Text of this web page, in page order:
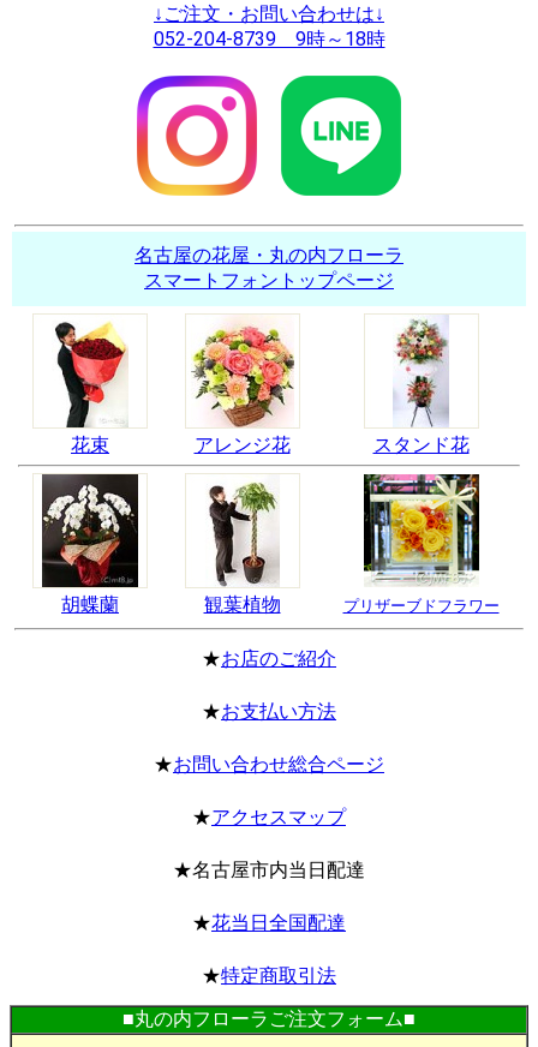
↓ご注文・お問い合わせは↓
052-204-8739 9時～18時
名古屋の花屋・丸の内フローラ
スマートフォントップページ
花束 アレンジ花 スタンド花
胡蝶蘭 観葉植物 プリザーブドフラワー
★お店のご紹介
★お支払い方法
★お問い合わせ総合ページ
★アクセスマップ
★名古屋市内当日配達
★花当日全国配達
★特定商取引法
■丸の内フローラご注文フォーム■